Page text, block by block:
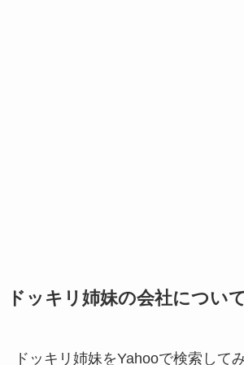
ドッキリ姉妹の会社につい
ドッキリ姉妹をYahooで検索して